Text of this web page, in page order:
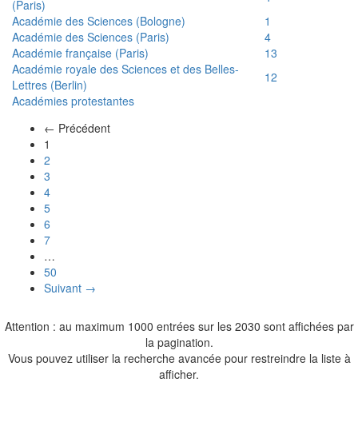
(Paris)
Académie des Sciences (Bologne)
1
Académie des Sciences (Paris)
4
Académie française (Paris)
13
Académie royale des Sciences et des Belles-
Lettres (Berlin)
12
Académies protestantes
← Précédent
1
2
3
4
5
6
7
…
50
Suivant →
Attention : au maximum 1000 entrées sur les 2030 sont affichées par
la pagination.
Vous pouvez utiliser la recherche avancée pour restreindre la liste à
afficher.